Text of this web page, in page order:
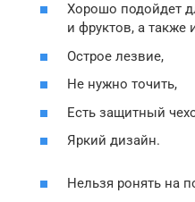
Хорошо подойдет
и фруктов, а также
Острое лезвие,
Не нужно точить,
Есть защитный
Яркий дизайн.
Нельзя ронять на